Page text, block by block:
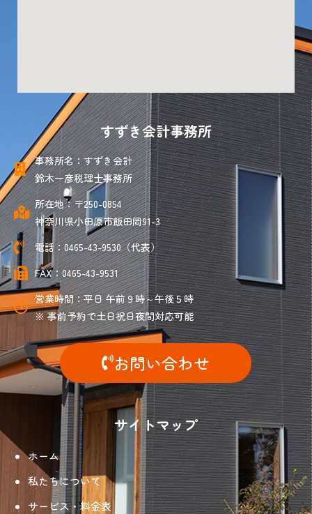
すずき会計事務所
事務所名：すずき会計
鈴木一彦税理士事務所
所在地：〒250-0854
神奈川県小田原市飯田岡91-3
電話：0465-43-9530（代表）
FAX：0465-43-9531
営業時間：平日 午前９時～午後５時
※ 事前予約で土日祝日夜間対応可能
お問い合わせ
サイトマップ
ホーム
私たちについて
サービス・料金表